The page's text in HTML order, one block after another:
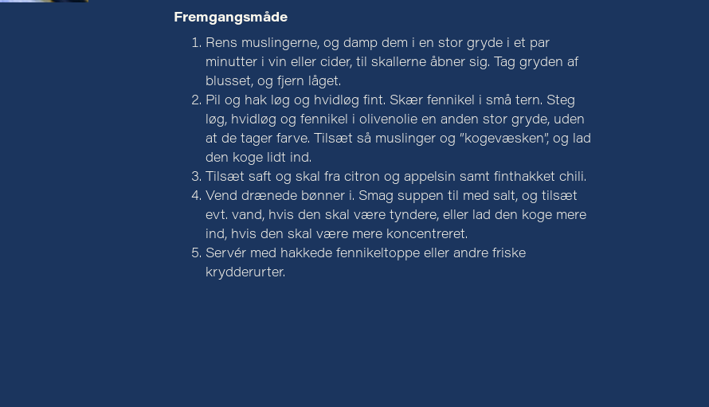
Fremgangsmåde
Rens muslingerne, og damp dem i en stor gryde i et par
minutter i vin eller cider, til skallerne åbner sig. Tag gryden af
blusset, og fjern låget.
Pil og hak løg og hvidløg fint. Skær fennikel i små tern. Steg
løg, hvidløg og fennikel i olivenolie en anden stor gryde, uden
at de tager farve. Tilsæt så muslinger og ”kogevæsken”, og lad
den koge lidt ind.
Tilsæt saft og skal fra citron og appelsin samt finthakket chili.
Vend drænede bønner i. Smag suppen til med salt, og tilsæt
evt. vand, hvis den skal være tyndere, eller lad den koge mere
ind, hvis den skal være mere koncentreret.
Servér med hakkede fennikeltoppe eller andre friske
krydderurter.